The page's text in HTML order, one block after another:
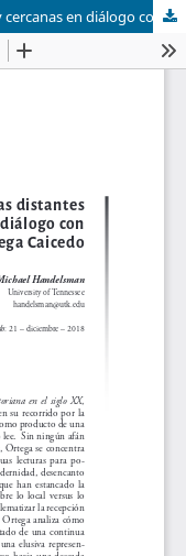
Fugas, filiaciones y memorias distantes y cercanas en diálogo con Alicia Ortega Caicedo